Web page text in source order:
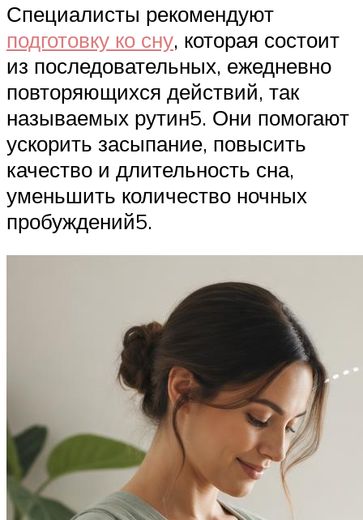
Специалисты рекомендуют
подготовку ко сну, которая состоит
из последовательных, ежедневно
повторяющихся действий, так
называемых рутин5. Они помогают
ускорить засыпание, повысить
качество и длительность сна,
уменьшить количество ночных
пробуждений5.